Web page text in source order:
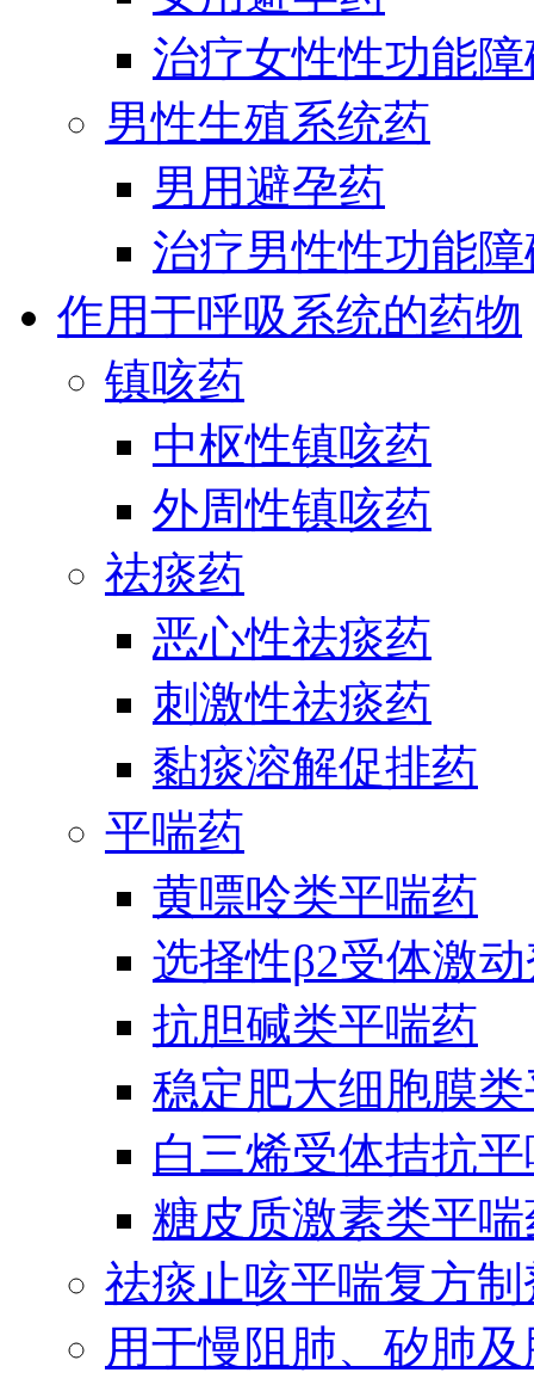
治疗女性性功能
男性生殖系统药
男用避孕药
治疗男性性功能
作用于呼吸系统的药物
镇咳药
中枢性镇咳药
外周性镇咳药
祛痰药
恶心性祛痰药
刺激性祛痰药
黏痰溶解促排药
平喘药
黄嘌呤类平喘药
选择性β2受体激
抗胆碱类平喘药
稳定肥大细胞膜
白三烯受体拮抗
糖皮质激素类平
祛痰止咳平喘复方制
用于慢阻肺、矽肺